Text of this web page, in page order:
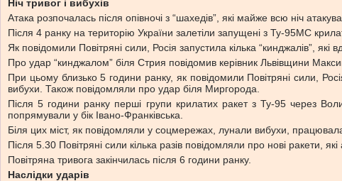
Ніч тривог і вибухів
Атака розпочалась після опівночі з “шахедів”, які майже всю ніч
Після 4 ранку на територію України залетіли запущені з Ту-95МС
Як повідомили Повітряні сили, Росія запустила кілька “кинджалів”,
Про удар “кинджалом” біля Стрия повідомив керівник Львівщини
При цьому близько 5 години ранку, як повідомили Повітряні сили,
вибухи. Також повідомляли про удар біля Миргорода.
Після 5 години ранку перші групи крилатих ракет з Ту-95 через
попрямували у бік Івано-Франківська.
Біля цих міст, як повідомляли у соцмережах, лунали вибухи,
Після 5.30 Повітряні сили кілька разів повідомляли про нові ракети,
Повітряна тривога закінчилась після 6 години ранку.
Наслідки ударів